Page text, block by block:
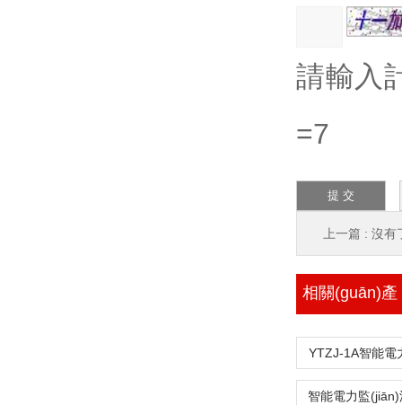
請輸入
=7
上一篇 : 沒有
相關(guān)產
YTZJ-1A智能電